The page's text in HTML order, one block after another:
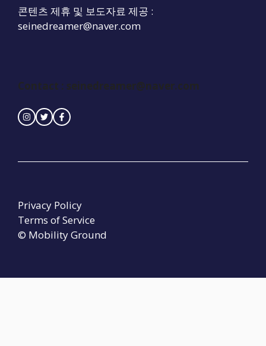
콘텐츠 제휴 및 보도자료 제공 :
seinedreamer@naver.com
Contact : seinedreamer@naver.com
© Mobility Ground
Privacy Policy
Terms of Service